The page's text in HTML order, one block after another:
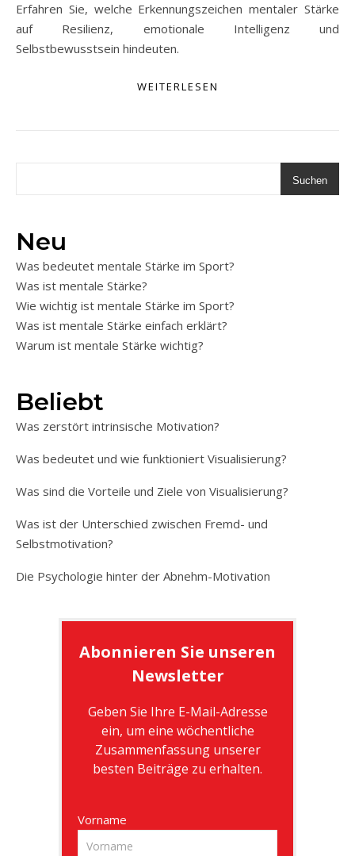
Erfahren Sie, welche Erkennungszeichen mentaler Stärke
auf Resilienz, emotionale Intelligenz und
Selbstbewusstsein hindeuten.
WEITERLESEN
Suchen
Neu
Was bedeutet mentale Stärke im Sport?
Was ist mentale Stärke?
Wie wichtig ist mentale Stärke im Sport?
Was ist mentale Stärke einfach erklärt?
Warum ist mentale Stärke wichtig?
Beliebt
Was zerstört intrinsische Motivation?
Was bedeutet und wie funktioniert Visualisierung?
Was sind die Vorteile und Ziele von Visualisierung?
Was ist der Unterschied zwischen Fremd- und
Selbstmotivation?
Die Psychologie hinter der Abnehm-Motivation
Abonnieren Sie unseren
Newsletter
Geben Sie Ihre E-Mail-Adresse
ein, um eine wöchentliche
Zusammenfassung unserer
besten Beiträge zu erhalten.
Vorname